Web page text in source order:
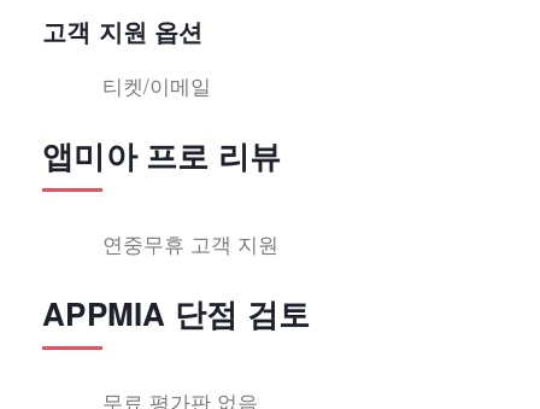
고객 지원 옵션
티켓/이메일
앱미아 프로 리뷰
연중무휴 고객 지원
APPMIA 단점 검토
무료 평가판 없음